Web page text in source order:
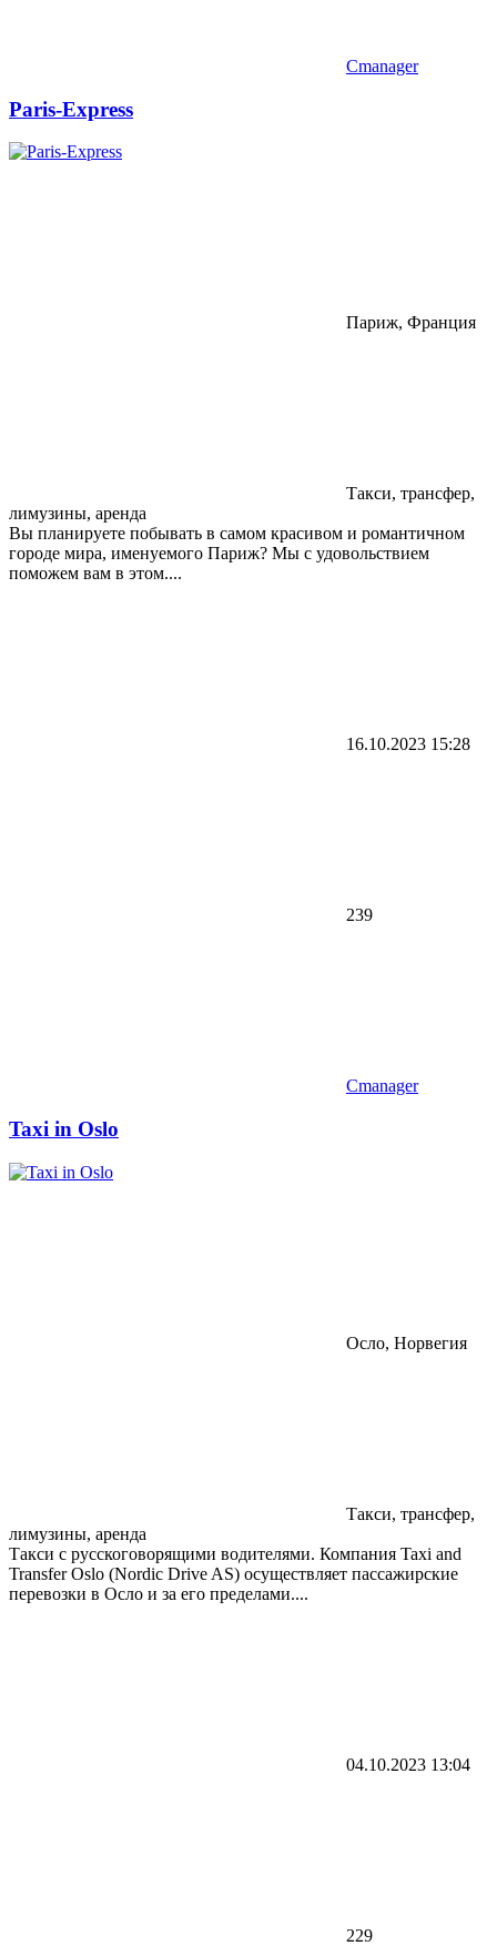
Cmanager
Paris-Express
Париж, Франция
Такси, трансфер,
лимузины, аренда
Вы планируете побывать в самом красивом и романтичном
городе мира, именуемого Париж? Мы с удовольствием
поможем вам в этом....
16.10.2023 15:28
239
Cmanager
Taxi in Oslo
Осло, Норвегия
Такси, трансфер,
лимузины, аренда
Такси с русскоговорящими водителями. Компания Taxi and
Transfer Oslo (Nordic Drive AS) осуществляет пассажирские
перевозки в Осло и за его пределами....
04.10.2023 13:04
229